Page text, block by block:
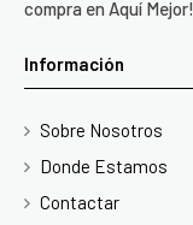
compra en Aquí Mejor!
Información
Sobre Nosotros
Donde Estamos
Contactar